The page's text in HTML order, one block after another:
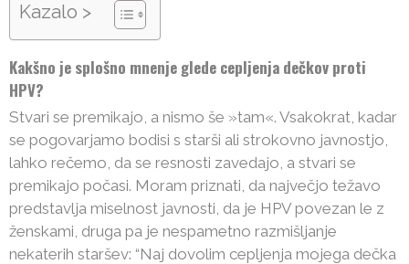
Kazalo >
Kakšno je splošno mnenje glede cepljenja dečkov proti
HPV?
Stvari se premikajo, a nismo še »tam«. Vsakokrat, kadar
se pogovarjamo bodisi s starši ali strokovno javnostjo,
lahko rečemo, da se resnosti zavedajo, a stvari se
premikajo počasi. Moram priznati, da največjo težavo
predstavlja miselnost javnosti, da je HPV povezan le z
ženskami, druga pa je nespametno razmišljanje
nekaterih staršev: “Naj dovolim cepljenja mojega dečka